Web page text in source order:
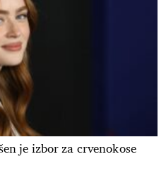
je izbor za crvenokose